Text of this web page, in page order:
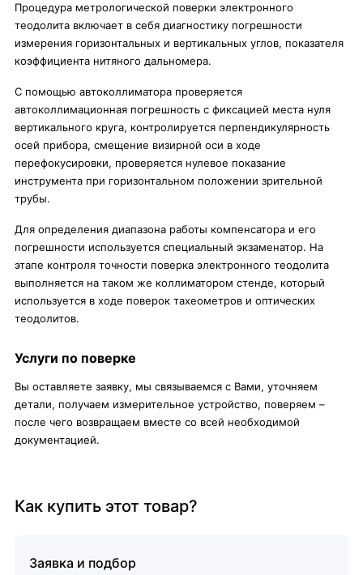
Процедура метрологической поверки электронного
теодолита включает в себя диагностику погрешности
измерения горизонтальных и вертикальных углов, показателя
коэффициента нитяного дальномера.
С помощью автоколлиматора проверяется
автоколлимационная погрешность с фиксацией места нуля
вертикального круга, контролируется перпендикулярность
осей прибора, смещение визирной оси в ходе
перефокусировки, проверяется нулевое показание
инструмента при горизонтальном положении зрительной
трубы.
Для определения диапазона работы компенсатора и его
погрешности используется специальный экзаменатор. На
этапе контроля точности поверка электронного теодолита
выполняется на таком же коллиматором стенде, который
используется в ходе поверок тахеометров и оптических
теодолитов.
Услуги по поверке
Вы оставляете заявку, мы связываемся с Вами, уточняем
детали, получаем измерительное устройство, поверяем –
после чего возвращаем вместе со всей необходимой
документацией.
Как купить этот товар?
Заявка и подбор